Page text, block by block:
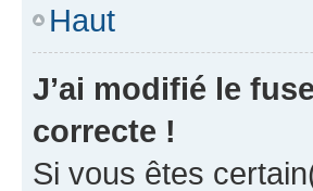
Haut
J’ai modifié le
correcte !
Si vous êtes